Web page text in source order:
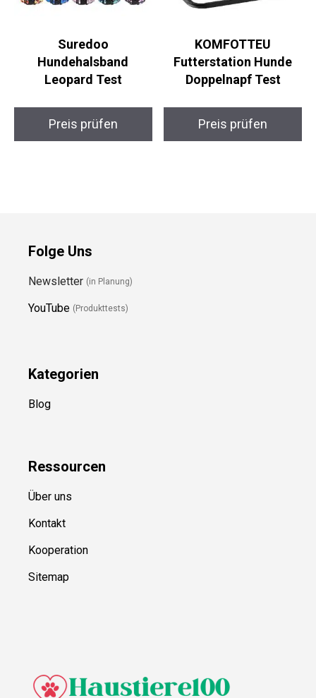
Suredoo
Hundehalsband
Leopard Test
Preis prüfen
KOMFOTTEU
Futterstation Hunde
Doppelnapf Test
Preis prüfen
Folge Uns
Newsletter (in Planung)
YouTube (Produkttests)
Kategorien
Blog
Ressourcen
Über uns
Kontakt
Kooperation
Sitemap